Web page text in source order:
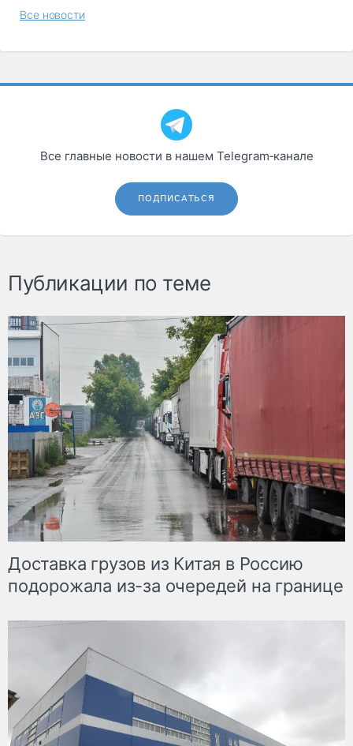
Все новости
Все главные новости в нашем Telegram‑канале
ПОДПИСАТЬСЯ
Публикации по теме
Доставка грузов из Китая в Россию
подорожала из-за очередей на границе